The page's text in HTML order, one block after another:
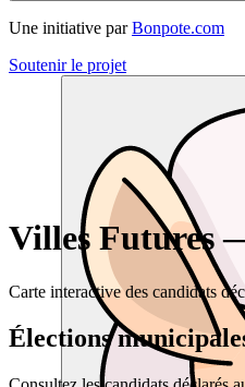
Une initiative par Bonpote.com
Soutenir le projet
Villes Futures
Carte interactive des candidats
Élections